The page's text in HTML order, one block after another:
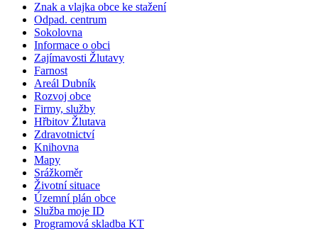
Znak a vlajka obce ke stažení
Odpad. centrum
Sokolovna
Informace o obci
Zajímavosti Žlutavy
Farnost
Areál Dubník
Rozvoj obce
Firmy, služby
Hřbitov Žlutava
Zdravotnictví
Knihovna
Mapy
Srážkoměr
Životní situace
Územní plán obce
Služba moje ID
Programová skladba KT